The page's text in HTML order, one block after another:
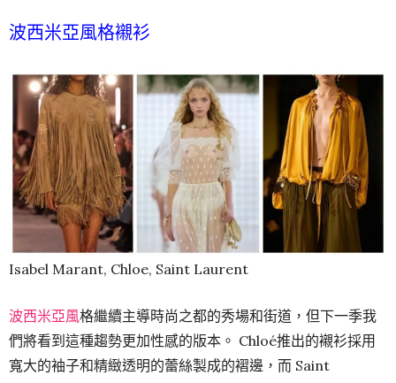
波西米亞風格襯衫
Isabel Marant, Chloe, Saint Laurent
波西米亞風格繼續主導時尚之都的秀場和街道，但下一季我
們將看到這種趨勢更加性感的版本。 Chloé推出的襯衫採用
寬大的袖子和精緻透明的蕾絲製成的褶邊，而 Saint